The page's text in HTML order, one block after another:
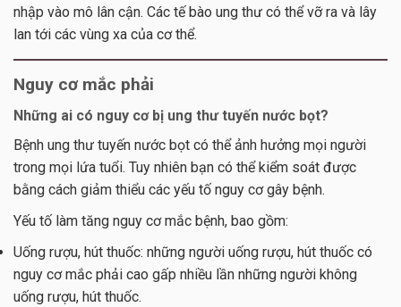
nhập vào mô lân cận. Các tế bào ung thư có thể vỡ ra và lây
lan tới các vùng xa của cơ thể.
Nguy cơ mắc phải
Những ai có nguy cơ bị ung thư tuyến nước bọt?
Bệnh ung thư tuyến nước bọt có thể ảnh hưởng mọi người
trong mọi lứa tuổi. Tuy nhiên bạn có thể kiểm soát được
bằng cách giảm thiểu các yếu tố nguy cơ gây bệnh.
Yếu tố làm tăng nguy cơ mắc bệnh, bao gồm:
Uống rượu, hút thuốc: những người uống rượu, hút thuốc có
nguy cơ mắc phải cao gấp nhiều lần những người không
uống rượu, hút thuốc.